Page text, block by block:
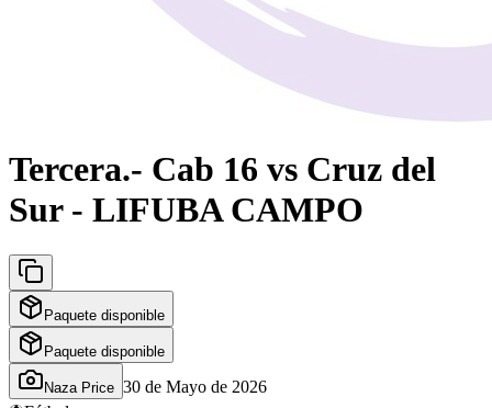
Tercera.- Cab 16 vs Cruz del
Sur - LIFUBA CAMPO
Paquete disponible
Paquete disponible
Naza Price 30 de Mayo de 2026